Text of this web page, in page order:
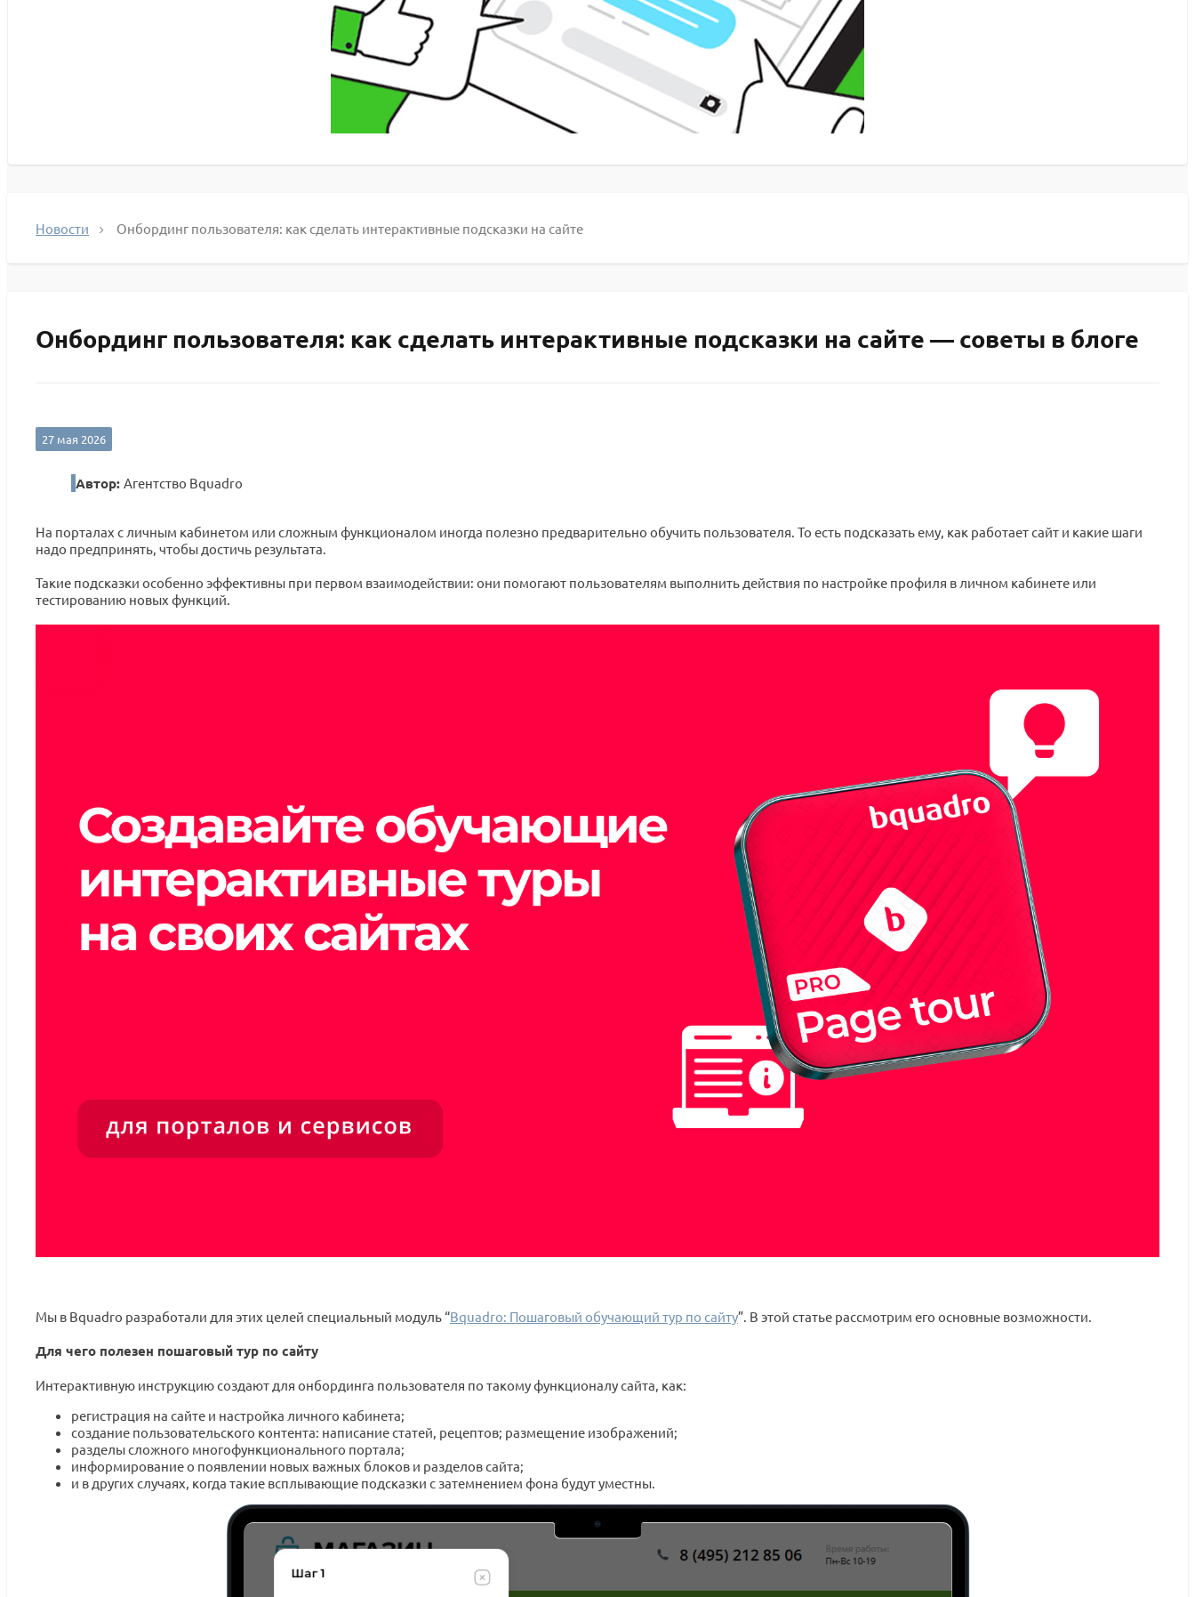
Новости Онбординг пользователя: как сделать интерактивные подсказки на сайте
Онбординг пользователя: как сделать интерактивные подсказки на сайте — советы в блоге
27 мая 2026
Автор: Агентство Bquadro
На порталах с личным кабинетом или сложным функционалом иногда полезно предварительно обучить пользователя. То есть подсказать ему, как работает сайт и какие шаги
надо предпринять, чтобы достичь результата.
Такие подсказки особенно эффективны при первом взаимодействии: они помогают пользователям выполнить действия по настройке профиля в личном кабинете или
тестированию новых функций.
Мы в Bquadro разработали для этих целей специальный модуль “Bquadro: Пошаговый обучающий тур по сайту”. В этой статье рассмотрим его основные возможности.
Для чего полезен пошаговый тур по сайту
Интерактивную инструкцию создают для онбординга пользователя по такому функционалу сайта, как:
регистрация на сайте и настройка личного кабинета;
создание пользовательского контента: написание статей, рецептов; размещение изображений;
разделы сложного многофункционального портала;
информирование о появлении новых важных блоков и разделов сайта;
и в других случаях, когда такие всплывающие подсказки с затемнением фона будут уместны.